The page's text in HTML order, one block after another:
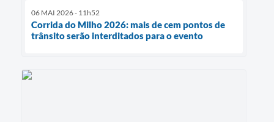
06 MAI 2026 - 11h52
Corrida do Milho 2026: mais de cem pontos de
trânsito serão interditados para o evento